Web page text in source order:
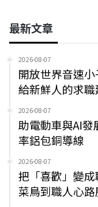
最新文章
2026-08-07
開放世界音速
給新鮮人的求
2026-08-07
助電動車與AI
率鋁包銅導線
2026-08-07
把「喜歡」變
菜鳥到職人心路